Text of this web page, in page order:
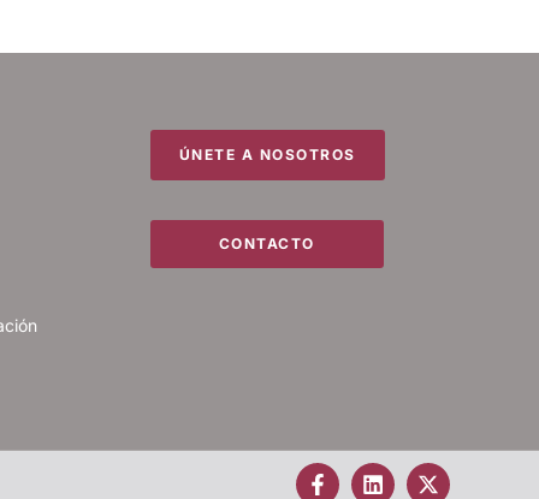
ÚNETE A NOSOTROS
CONTACTO